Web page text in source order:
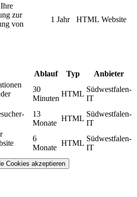
zur
von
1 Jahr HTML Website
Ablauf Typ Anbieter
30
Minuten
HTML
Südwestfalen-
IT
13
Monate
HTML
Südwestfalen-
IT
6
Monate
HTML
Südwestfalen-
IT
Cookies akzeptieren